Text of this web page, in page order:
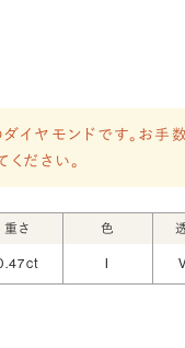
イヤモンドです。お手
ください。
重さ 色
I